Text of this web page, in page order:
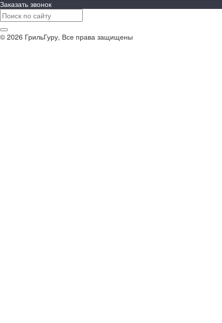
Заказать звонок
© 2026 ГрильГуру, Все права защищены